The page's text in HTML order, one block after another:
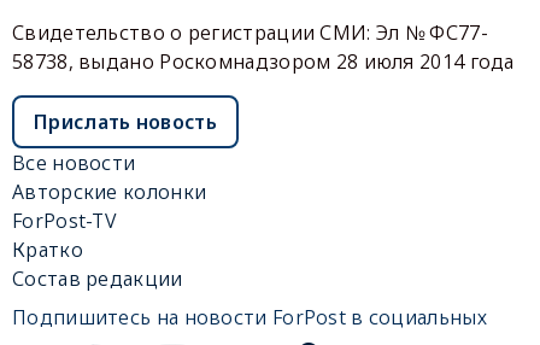
Свидетельство о регистрации СМИ: Эл № ФС77-
58738, выдано Роскомнадзором 28 июля 2014 года
Прислать новость
Все новости
Авторские колонки
ForPost-TV
Кратко
Состав редакции
Подпишитесь на новости ForPost в социальных